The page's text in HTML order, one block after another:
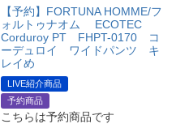
【予約】FORTUNA HOMME/フ
ォルトゥナオム ECOTEC
Corduroy PT FHPT-0170 コ
ーデュロイ ワイドパンツ キ
レイめ
LIVE紹介商品
予約商品
こちらは予約商品です